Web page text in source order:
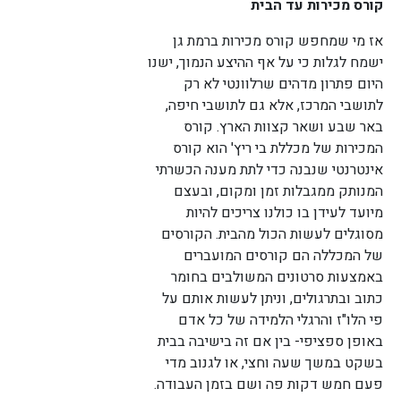
קורס מכירות עד הבית
אז מי שמחפש קורס מכירות ברמת גן
ישמח לגלות כי על אף ההיצע הנמוך, ישנו
היום פתרון מדהים שרלוונטי לא רק
לתושבי המרכז, אלא גם לתושבי חיפה,
באר שבע ושאר קצוות הארץ. קורס
המכירות של מכללת בי ריץ' הוא קורס
אינטרנטי שנבנה כדי לתת מענה הכשרתי
המנותק ממגבלות זמן ומקום, ובעצם
מיועד לעידן בו כולנו צריכים להיות
מסוגלים לעשות הכול מהבית. הקורסים
של המכללה הם קורסים המועברים
באמצעות סרטונים המשולבים בחומר
כתוב ובתרגולים, וניתן לעשות אותם על
פי הלו"ז והרגלי הלמידה של כל אדם
באופן ספציפי- בין אם זה בישיבה בבית
בשקט במשך שעה וחצי, או לגנוב מדי
פעם חמש דקות פה ושם בזמן העבודה.
לורם איפסום דולור סיט אמט, קונסקטורר
אדיפיסינג אלית לפרומי בלוף קינץ תתיח לרעח. לת
צשחמי צש בליא, מנסוטו צמלח לביקו ננבי, צמוקו